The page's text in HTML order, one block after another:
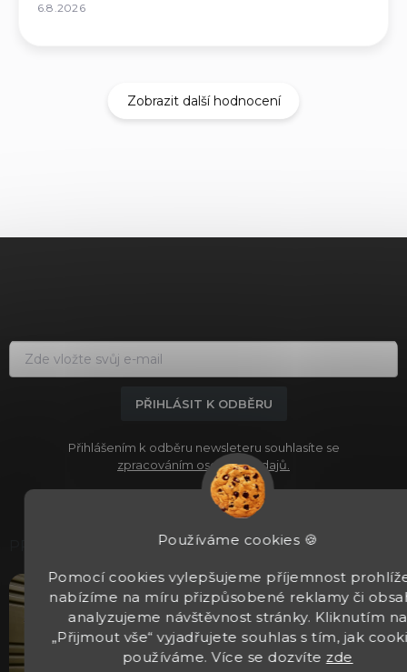
Používáme cookies 🍪
Pomocí cookies vylepšujeme příjemnost
nabízíme na míru přizpůsobené reklamy či
analyzujeme návštěvnost stránky. Kliknutím na
„Přijmout vše“ vyjadřujete souhlas s tím, jak
používáme. Více se dozvíte zde
6.8.2026
Zobrazit další hodnocení
PŘIHLÁSIT K ODBĚRU
Přihlášením k odběru newsleteru souhlasíte se
zpracováním osobních údajů.